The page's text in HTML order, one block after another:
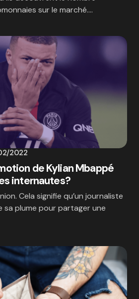
sur le marché.…
2022
de Kylian Mbappé
internautes?
Cela signifie qu’un journaliste
sa plume pour partager une